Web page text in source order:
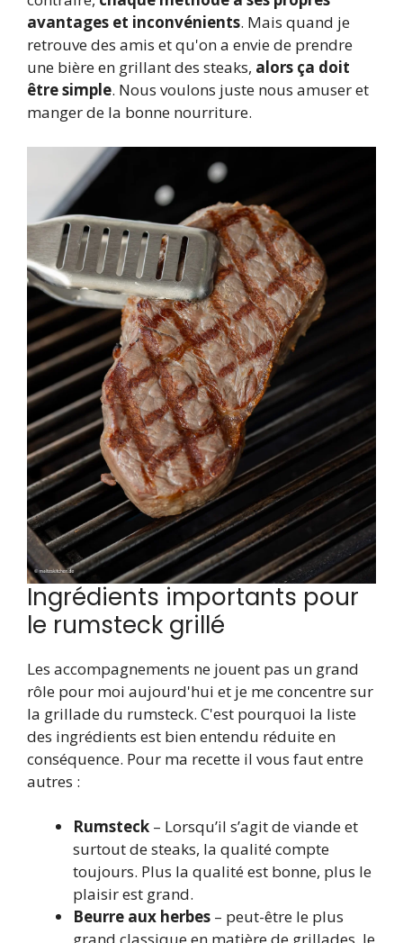
avantages et inconvénients. Mais quand je
retrouve des amis et qu'on a envie de prendre
une bière en grillant des steaks, alors ça doit
être simple. Nous voulons juste nous amuser et
manger de la bonne nourriture.
Ingrédients importants pour
le rumsteck grillé
Les accompagnements ne jouent pas un grand
rôle pour moi aujourd'hui et je me concentre sur
la grillade du rumsteck. C'est pourquoi la liste
des ingrédients est bien entendu réduite en
conséquence. Pour ma recette il vous faut entre
autres :
Rumsteck – Lorsqu’il s’agit de viande et
surtout de steaks, la qualité compte
toujours. Plus la qualité est bonne, plus le
plaisir est grand.
Beurre aux herbes – peut-être le plus